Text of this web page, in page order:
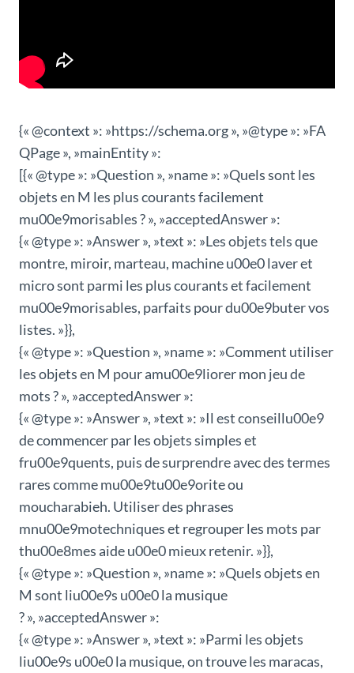
{« @context »: »https://schema.org », »@type »: »FA
QPage », »mainEntity »:
[{« @type »: »Question », »name »: »Quels sont les
objets en M les plus courants facilement
mu00e9morisables ? », »acceptedAnswer »:
{« @type »: »Answer », »text »: »Les objets tels que
montre, miroir, marteau, machine u00e0 laver et
micro sont parmi les plus courants et facilement
mu00e9morisables, parfaits pour du00e9buter vos
listes. »}},
{« @type »: »Question », »name »: »Comment utiliser
les objets en M pour amu00e9liorer mon jeu de
mots ? », »acceptedAnswer »:
{« @type »: »Answer », »text »: »Il est conseillu00e9
de commencer par les objets simples et
fru00e9quents, puis de surprendre avec des termes
rares comme mu00e9tu00e9orite ou
moucharabieh. Utiliser des phrases
mnu00e9motechniques et regrouper les mots par
thu00e8mes aide u00e0 mieux retenir. »}},
{« @type »: »Question », »name »: »Quels objets en
M sont liu00e9s u00e0 la musique
? », »acceptedAnswer »:
{« @type »: »Answer », »text »: »Parmi les objets
liu00e9s u00e0 la musique, on trouve les maracas,